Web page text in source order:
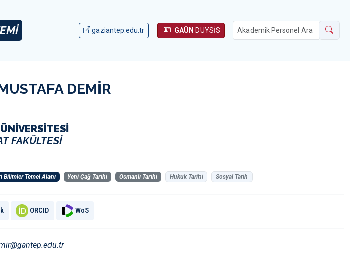
gaziantep.edu.tr GAÜN DUYSİS
DEMİR
FAKÜLTESİ
Bilimler Temel Alanı Yeni Çağ Tarihi Osmanlı Tarihi Hukuk Tarihi Sosyal Tarih
ORCID WoS